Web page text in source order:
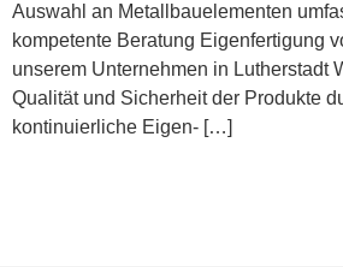
Auswahl an Metallbauelementen
kompetente Beratung Eigenfertigung
unserem Unternehmen in Lutherstadt
Qualität und Sicherheit der Produkte
kontinuierliche Eigen- […]